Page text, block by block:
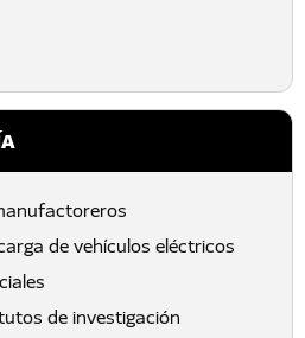
de vehículos eléctricos
de investigación